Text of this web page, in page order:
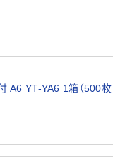
A6 YT-YA6 1箱（500枚